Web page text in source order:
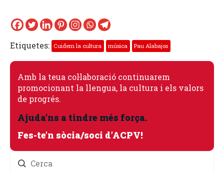
Etiquetes: Cuidem la cultura música Pau Alabajos
Amb la teua col·laboració continuarem
promocionant la llengua, la cultura i els valors
de progrés.
Ajuda’ns a tindre més força.
Fes-te’n sòcia/soci d’ACPV!